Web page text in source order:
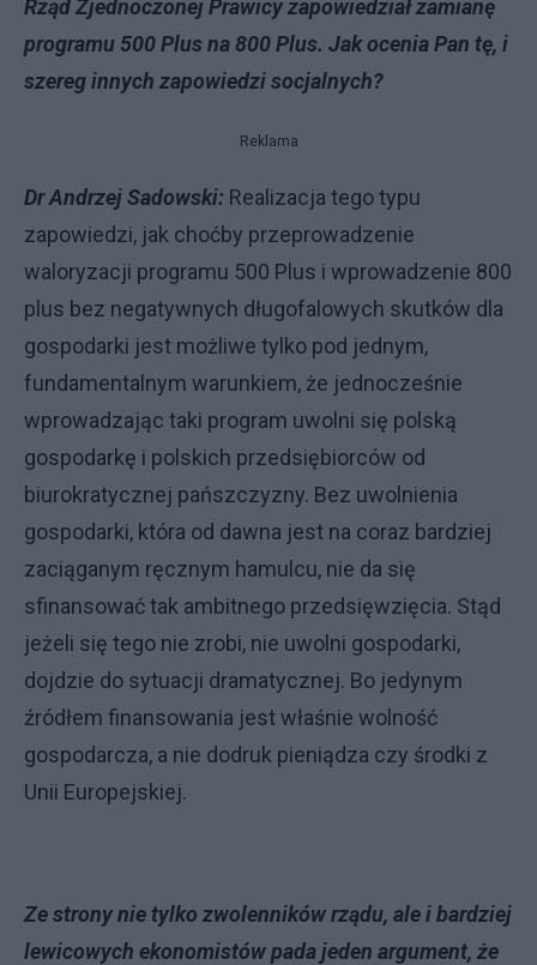
Rząd Zjednoczonej Prawicy zapowiedział zamianę
programu 500 Plus na 800 Plus. Jak ocenia Pan tę, i
szereg innych zapowiedzi socjalnych?
Reklama
Dr Andrzej Sadowski: Realizacja tego typu
zapowiedzi, jak choćby przeprowadzenie
waloryzacji programu 500 Plus i wprowadzenie 800
plus bez negatywnych długofalowych skutków dla
gospodarki jest możliwe tylko pod jednym,
fundamentalnym warunkiem, że jednocześnie
wprowadzając taki program uwolni się polską
gospodarkę i polskich przedsiębiorców od
biurokratycznej pańszczyzny. Bez uwolnienia
gospodarki, która od dawna jest na coraz bardziej
zaciąganym ręcznym hamulcu, nie da się
sfinansować tak ambitnego przedsięwzięcia. Stąd
jeżeli się tego nie zrobi, nie uwolni gospodarki,
dojdzie do sytuacji dramatycznej. Bo jedynym
źródłem finansowania jest właśnie wolność
gospodarcza, a nie dodruk pieniądza czy środki z
Unii Europejskiej.
Ze strony nie tylko zwolenników rządu, ale i bardziej
lewicowych ekonomistów pada jeden argument, że